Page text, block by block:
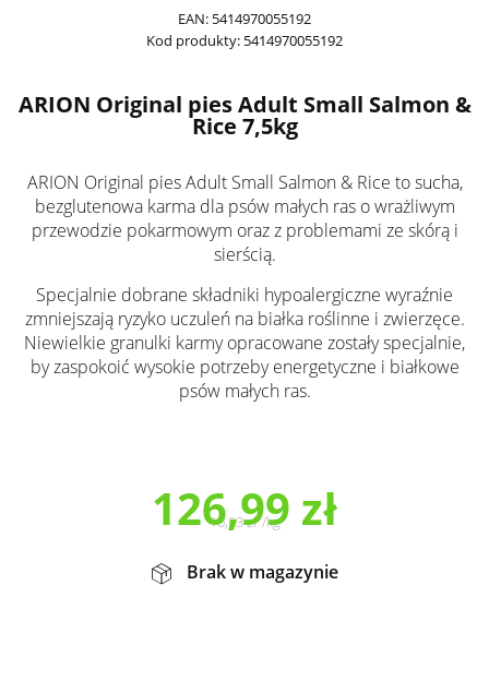
EAN: 5414970055192
Kod produkty: 5414970055192
ARION Original pies Adult Small Salmon &
Rice 7,5kg
ARION Original pies Adult Small Salmon & Rice to sucha,
bezglutenowa karma dla psów małych ras o wrażliwym
przewodzie pokarmowym oraz z problemami ze skórą i
sierścią.
Specjalnie dobrane składniki hypoalergiczne wyraźnie
zmniejszają ryzyko uczuleń na białka roślinne i zwierzęce.
Niewielkie granulki karmy opracowane zostały specjalnie,
by zaspokoić wysokie potrzeby energetyczne i białkowe
psów małych ras.
126,99 zł
16,93zł /kg
Brak w magazynie